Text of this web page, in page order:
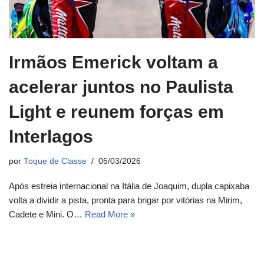
Irmãos Emerick voltam a
acelerar juntos no Paulista
Light e reunem forças em
Interlagos
por Toque de Classe 05/03/2026
Após estreia internacional na Itália de Joaquim, dupla capixaba
volta a dividir a pista, pronta para brigar por vitórias na Mirim,
Cadete e Mini. O… Read More »